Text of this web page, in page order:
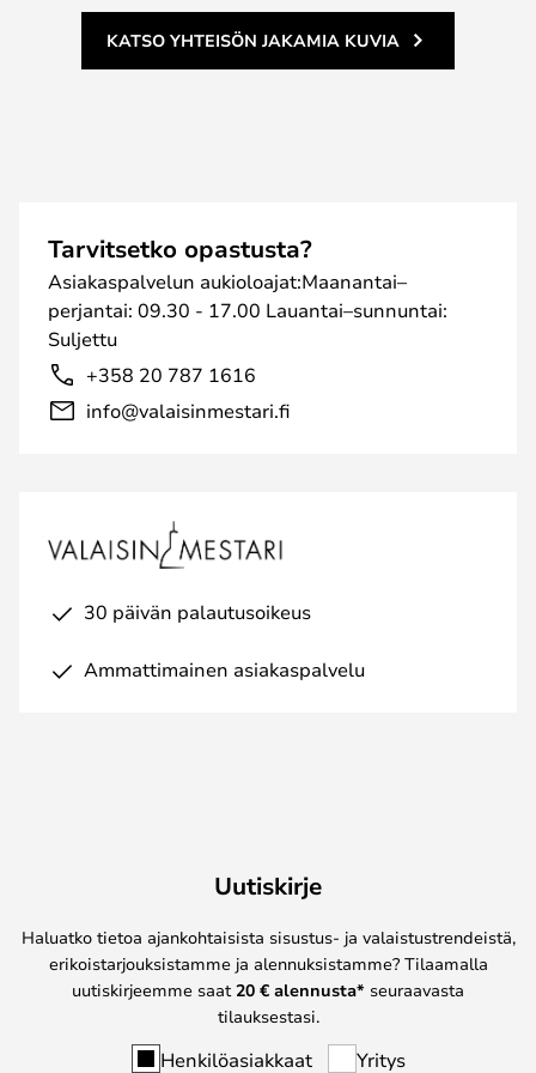
KATSO YHTEISÖN JAKAMIA KUVIA
Tarvitsetko opastusta?
Asiakaspalvelun aukioloajat:Maanantai–
perjantai: 09.30 - 17.00 Lauantai–sunnuntai:
Suljettu
+358 20 787 1616
info@valaisinmestari.fi
30 päivän palautusoikeus
Ammattimainen asiakaspalvelu
Uutiskirje
Haluatko tietoa ajankohtaisista sisustus- ja valaistustrendeistä,
erikoistarjouksistamme ja alennuksistamme? Tilaamalla
uutiskirjeemme saat 20 € alennusta* seuraavasta
tilauksestasi.
Henkilöasiakkaat Yritys